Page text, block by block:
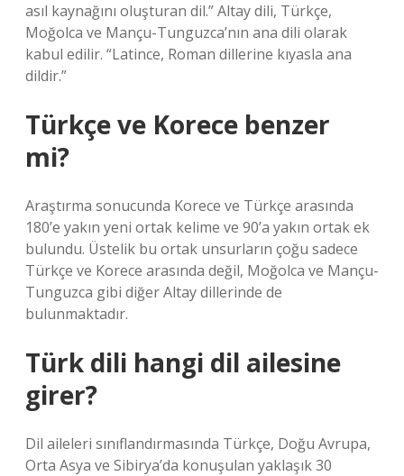
asıl kaynağını oluşturan dil.” Altay dili, Türkçe,
Moğolca ve Mançu-Tunguzca’nın ana dili olarak
kabul edilir. “Latince, Roman dillerine kıyasla ana
dildir.”
Türkçe ve Korece benzer
mi?
Araştırma sonucunda Korece ve Türkçe arasında
180’e yakın yeni ortak kelime ve 90’a yakın ortak ek
bulundu. Üstelik bu ortak unsurların çoğu sadece
Türkçe ve Korece arasında değil, Moğolca ve Mançu-
Tunguzca gibi diğer Altay dillerinde de
bulunmaktadır.
Türk dili hangi dil ailesine
girer?
Dil aileleri sınıflandırmasında Türkçe, Doğu Avrupa,
Orta Asya ve Sibirya’da konuşulan yaklaşık 30